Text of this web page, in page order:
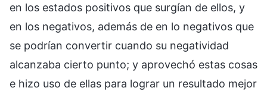
en los estados positivos que surgían de ellos, y
en los negativos, además de en lo negativos que
se podrían convertir cuando su negatividad
alcanzaba cierto punto; y aprovechó estas cosas
e hizo uso de ellas para lograr un resultado mejor